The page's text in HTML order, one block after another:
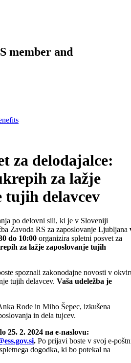
member and
za delodajalce:
za lažje
tujih delavcev
po delovni sili, ki je v Sloveniji
Zavoda RS za zaposlovanje Ljubljana
do 10:00 organizira spletni posvet za
za lažje zaposlovanje tujih
spoznali zakonodajne novosti v
tujih delavcev. Vaša udeležba je
Rode in Miho Šepec, izkušena
in dela tujcev.
25. 2. 2024 na e-naslovu:
. Po prijavi boste v svoj e-
dogodka, ki bo potekal na